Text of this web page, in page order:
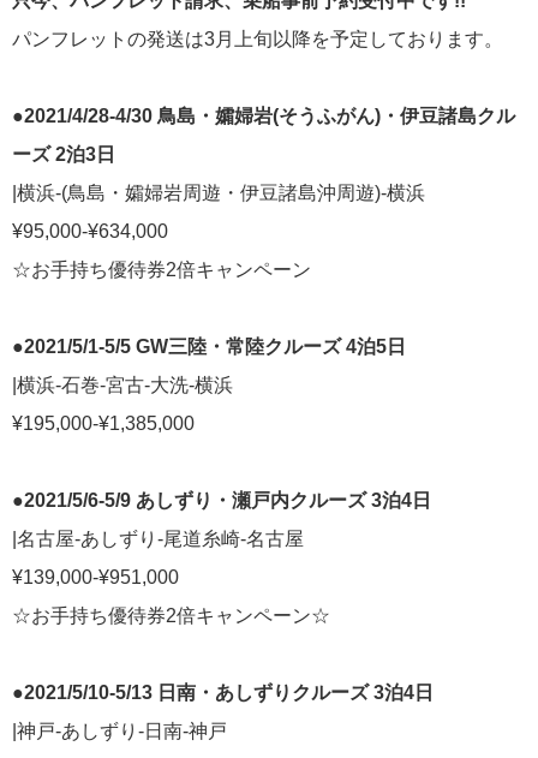
パンフレットの発送は3月上旬以降を予定しております。
●2021/4/28-4/30 鳥島・孀婦岩(そうふがん)・伊豆諸島クル
ーズ 2泊3日
|横浜-(鳥島・孀婦岩周遊・伊豆諸島沖周遊)-横浜
¥95,000-¥634,000
☆お手持ち優待券2倍キャンペーン
●2021/5/1-5/5 GW三陸・常陸クルーズ 4泊5日
|横浜-石巻-宮古-大洗-横浜
¥195,000-¥1,385,000
●2021/5/6-5/9 あしずり・瀬戸内クルーズ 3泊4日
|名古屋-あしずり-尾道糸崎-名古屋
¥139,000-¥951,000
☆お手持ち優待券2倍キャンペーン☆
●2021/5/10-5/13 日南・あしずりクルーズ 3泊4日
|神戸-あしずり-日南-神戸
ポール・ゴーギャン・クルーズ
チャータークルーズ
シーボーン・クルーズ
ニューイヤークルーズ
クルーズ TOP
クルーズ説明会
ディズニー・クルーズへの旅 TOP
[ブログ] ディズニークルーズへの旅 Magical Blog
音楽・美術の旅 TOP
[ブログ] 感動への旅スタッフブログ